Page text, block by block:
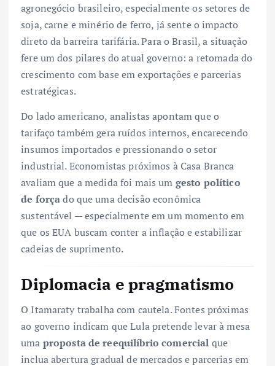
agronegócio brasileiro, especialmente os setores de
soja, carne e minério de ferro, já sente o impacto
direto da barreira tarifária. Para o Brasil, a situação
fere um dos pilares do atual governo: a retomada do
crescimento com base em exportações e parcerias
estratégicas.
Do lado americano, analistas apontam que o
tarifaço também gera ruídos internos, encarecendo
insumos importados e pressionando o setor
industrial. Economistas próximos à Casa Branca
avaliam que a medida foi mais um gesto político
de forçado que uma decisão econômica
sustentável — especialmente em um momento em
que os EUA buscam conter a inflação e estabilizar
cadeias de suprimento.
Diplomacia e pragmatismo
O Itamaraty trabalha com cautela. Fontes próximas
ao governo indicam que Lula pretende levar à mesa
uma proposta de reequilíbrio comercial que
inclua abertura gradual de mercados e parcerias em